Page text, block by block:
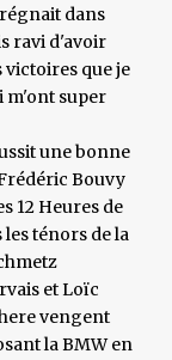
dans
ravi d'avoir
victoires que je
m'ont super
une bonne
Bouvy
12 Heures de
ténors de la
et Loïc
vengent
la BMW en